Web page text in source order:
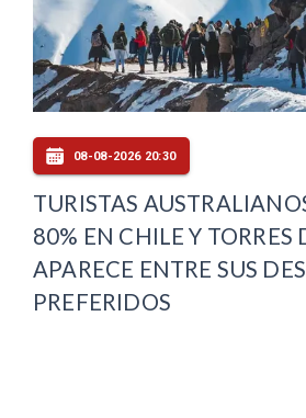
08-08-2026 20:30
TURISTAS
80% EN CHILE Y TORRES
APARECE ENTRE SUS
PREFERIDOS